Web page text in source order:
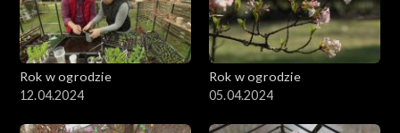
Rok w ogrodzie
12.04.2024
Rok w ogrodzie
05.04.2024